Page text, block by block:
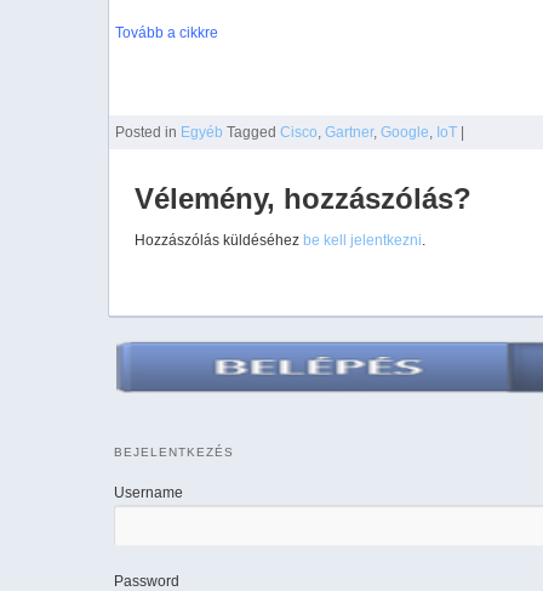
Tovább a cikkre
Posted in Egyéb Tagged Cisco Gartner, Google IoT |
Vélemény, hozzászólás?
Hozzászólás küldéséhez be kell jelentkezni.
BEJELENTKEZÉS
Username
Password